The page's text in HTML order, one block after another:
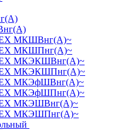
МКШВнг(А)~
МКШПнг(А)~
МКЭКШВнг(А)~
МКЭКШПнг(А)~
МКЭфШВнг(А)~
МКЭфШПнг(А)~
МКЭШВнг(А)~
МКЭШПнг(А)~